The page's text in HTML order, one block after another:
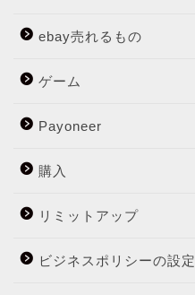
ebay売れるもの
ゲーム
Payoneer
購入
リミットアップ
ビジネスポリシーの設定